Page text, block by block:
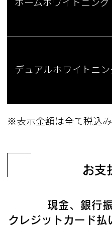
デュアルホワイトニ
※表示金額は全て税込み
お支
現金、銀行
クレジットカード払